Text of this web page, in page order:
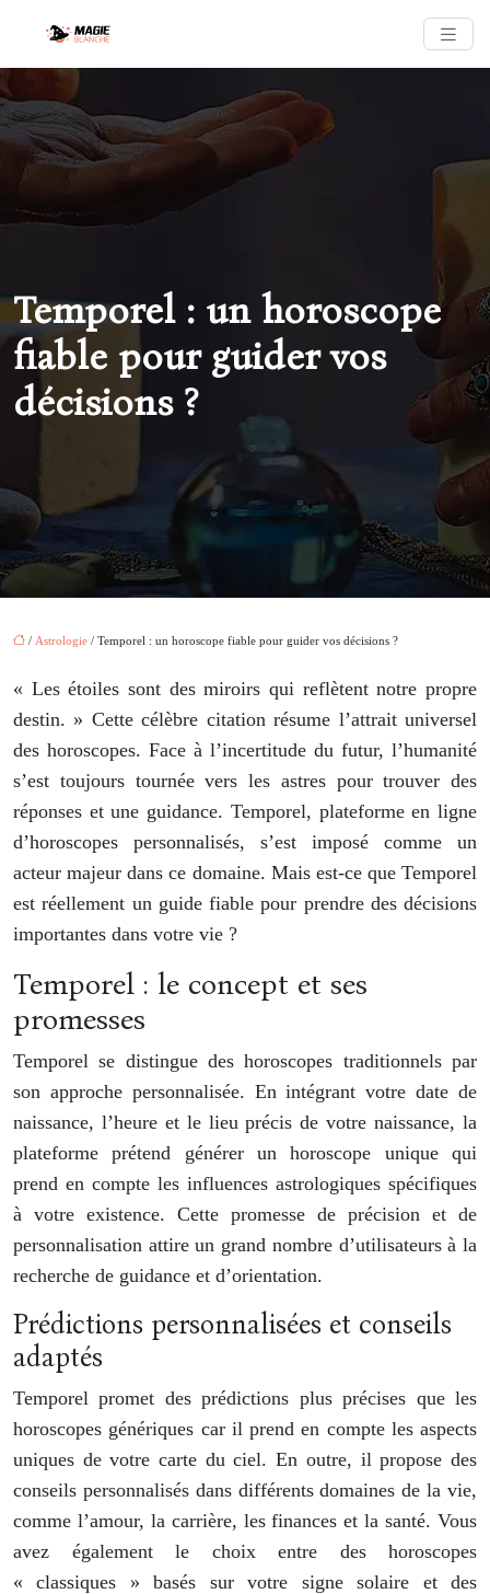
Temporel : un horoscope
fiable pour guider vos
décisions ?
/ Astrologie / Temporel : un horoscope fiable pour guider vos décisions ?
« Les étoiles sont des miroirs qui reflètent notre propre
destin. » Cette célèbre citation résume l’attrait universel
des horoscopes. Face à l’incertitude du futur, l’humanité
s’est toujours tournée vers les astres pour trouver des
réponses et une guidance. Temporel, plateforme en ligne
d’horoscopes personnalisés, s’est imposé comme un
acteur majeur dans ce domaine. Mais est-ce que Temporel
est réellement un guide fiable pour prendre des décisions
importantes dans votre vie ?
Temporel : le concept et ses
promesses
Temporel se distingue des horoscopes traditionnels par
son approche personnalisée. En intégrant votre date de
naissance, l’heure et le lieu précis de votre naissance, la
plateforme prétend générer un horoscope unique qui
prend en compte les influences astrologiques spécifiques
à votre existence. Cette promesse de précision et de
personnalisation attire un grand nombre d’utilisateurs à la
recherche de guidance et d’orientation.
Prédictions personnalisées et conseils
adaptés
Temporel promet des prédictions plus précises que les
horoscopes génériques car il prend en compte les aspects
uniques de votre carte du ciel. En outre, il propose des
conseils personnalisés dans différents domaines de la vie,
comme l’amour, la carrière, les finances et la santé. Vous
avez également le choix entre des horoscopes
« classiques » basés sur votre signe solaire et des